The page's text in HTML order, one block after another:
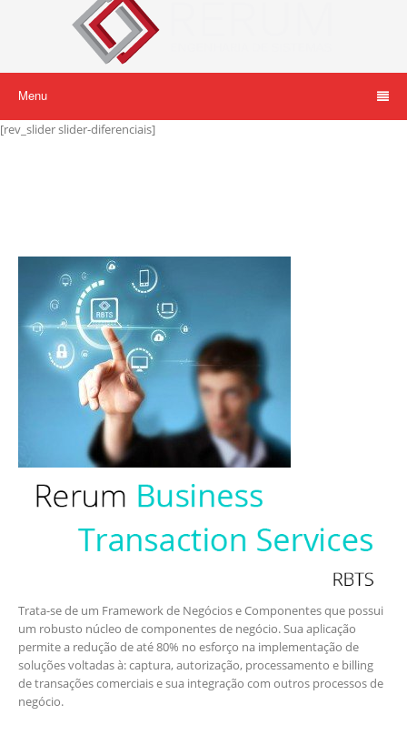
Menu
[rev_slider slider-diferenciais]
Trata-se de um Framework de Negócios e Componentes que possui
um robusto núcleo de componentes de negócio. Sua aplicação
permite a redução de até 80% no esforço na implementação de
soluções voltadas à: captura, autorização, processamento e billing
de transações comerciais e sua integração com outros processos de
negócio.